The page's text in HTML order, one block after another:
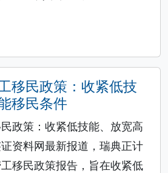
移民政策：收紧低技
移民条件
政策：收紧低技能、放宽高
资料网最新报道，瑞典正计
移民政策报告，旨在收紧低